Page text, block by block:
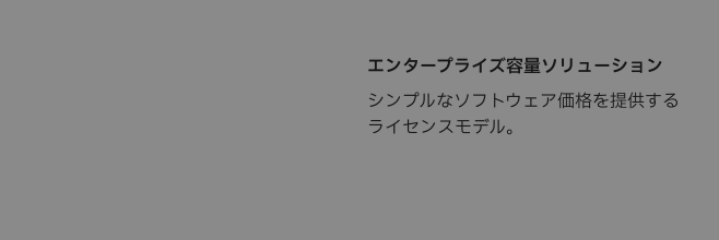
エンタープライズ容量ソリューション
シンプルなソフトウェア価格を提供する
ライセンスモデル。